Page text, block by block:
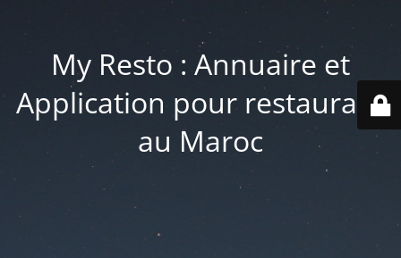
My Resto : Annuaire et
Application pour restaurant
au Maroc